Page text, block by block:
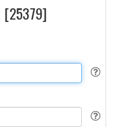
[25379]